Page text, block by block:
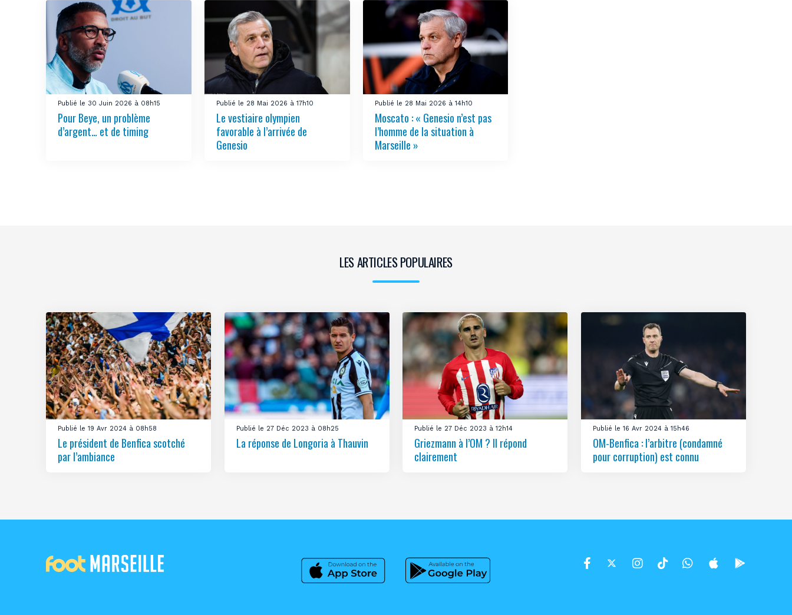
Publié le 30 Juin 2026 à 08h15
Pour Beye, un problème
d’argent… et de timing
Publié le 28 Mai 2026 à 17h10
Le vestiaire olympien
favorable à l’arrivée de
Genesio
Publié le 28 Mai 2026 à 14h10
Moscato : « Genesio n’est pas
l’homme de la situation à
Marseille »
LES ARTICLES POPULAIRES
Publié le 19 Avr 2024 à 08h58
Le président de Benfica scotché
par l’ambiance
Publié le 27 Déc 2023 à 08h25
La réponse de Longoria à Thauvin
Publié le 27 Déc 2023 à 12h14
Griezmann à l’OM ? Il répond
clairement
Publié le 16 Avr 2024 à 15h46
OM-Benfica : l’arbitre (condamné
pour corruption) est connu